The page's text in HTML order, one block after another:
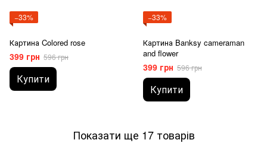
−33%
Картина Colored rose
399 грн 596 грн
Купити
−33%
Картина Banksy cameraman
and flower
399 грн 596 грн
Купити
Показати ще 17 товарів